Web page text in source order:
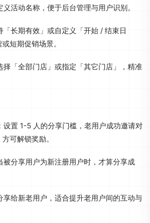
活动名称，便于后台管理与用户识别。
「长期有效」或自定义「开始 / 结束日
短期促销场景。
择「全部门店」或指定「其它门店」，精准
设置 1-5 人的分享门槛，老用户成功邀请对
可解锁奖励。
被分享用户为新注册用户时，才算分享成
享给新老用户，适合提升老用户间的互动与